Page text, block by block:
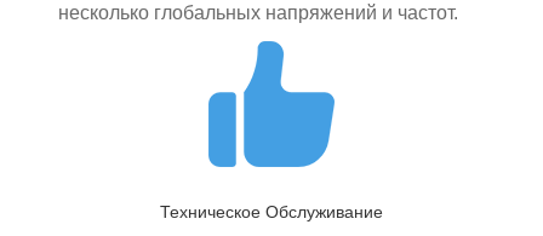
несколько глобальных напряжений и частот.
Техническое Обслуживание